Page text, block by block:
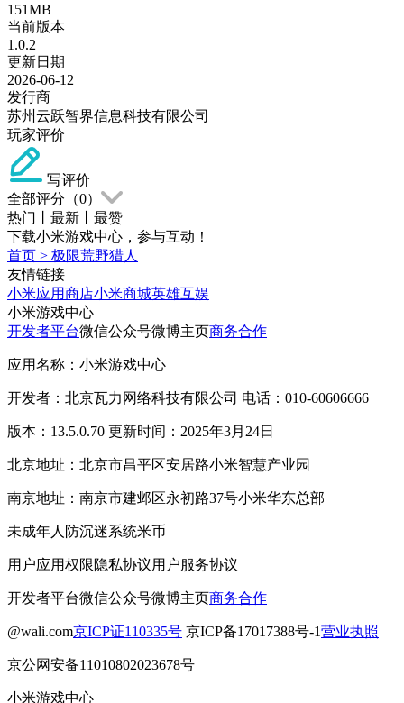
151MB
当前版本
1.0.2
更新日期
2026-06-12
发行商
苏州云跃智界信息科技有限公司
玩家评价
写评价
全部评分（0）
热门
最新
最赞
下载小米游戏中心，参与互动！
首页 > 极限荒野猎人
友情链接
小米应用商店小米商城英雄互娱
小米游戏中心
开发者平台微信公众号微博主页商务合作
应用名称：小米游戏中心
开发者：北京瓦力网络科技有限公司 电话：010-60606666
版本：13.5.0.70 更新时间：2025年3月24日
北京地址：北京市昌平区安居路小米智慧产业园
南京地址：南京市建邺区永初路37号小米华东总部
未成年人防沉迷系统米币
用户应用权限隐私协议用户服务协议
开发者平台微信公众号微博主页商务合作
@wali.com京ICP证110335号 京ICP备17017388号-1营业执照
京公网安备11010802023678号
小米游戏中心